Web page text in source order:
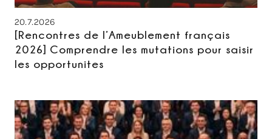
20.7.2026
[Rencontres de l’Ameublement français
2026] Comprendre les mutations pour saisir
les opportunites